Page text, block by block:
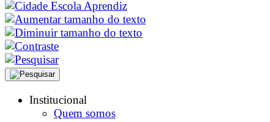
Institucional
Quem somos